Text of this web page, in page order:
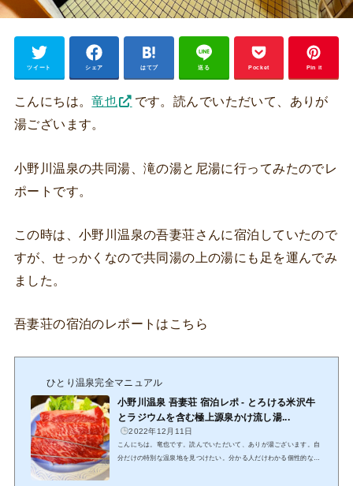
ツイート シェア はてブ 送る Pocket Pin it
こんにちは。竜也
です。読んでいただいて、ありが
湯ございます。
小野川温泉の共同湯、滝の湯と尼湯に行ってみたのでレ
ポートです。
この時は、小野川温泉の吾妻荘さんに宿泊していたので
すが、せっかくなので共同湯の上の湯にも足を運んでみ
ました。
吾妻荘の宿泊のレポートはこちら
ひとり温泉完全マニュアル
小野川温泉 吾妻荘 宿泊レポ - とろける米沢牛
とラジウムを含む極上源泉かけ流し湯...
2022年12月11日
こんにちは。竜也です。読んでいただいて、ありが湯ございます。自
分だけの特別な温泉地を見つけたい。分かる人だけわかる個性的な温